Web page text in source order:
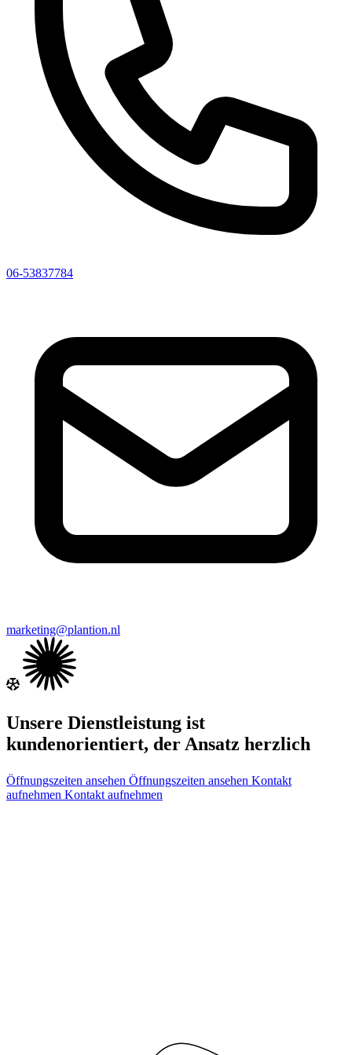
06-53837784
marketing@plantion.nl
Unsere Dienstleistung ist
kundenorientiert, der Ansatz herzlich
Öffnungszeiten ansehen Öffnungszeiten ansehen Kontakt
aufnehmen Kontakt aufnehmen